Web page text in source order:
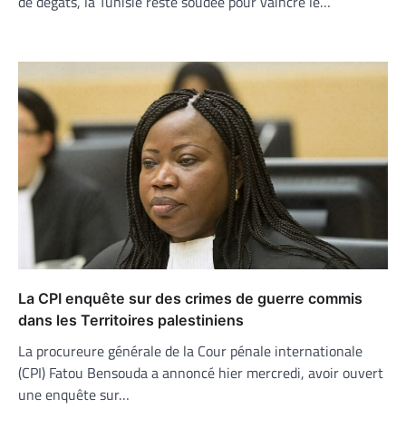
La CPI enquête sur des crimes de guerre commis
dans les Territoires palestiniens
La procureure générale de la Cour pénale internationale
(CPI) Fatou Bensouda a annoncé hier mercredi, avoir ouvert
une enquête sur…